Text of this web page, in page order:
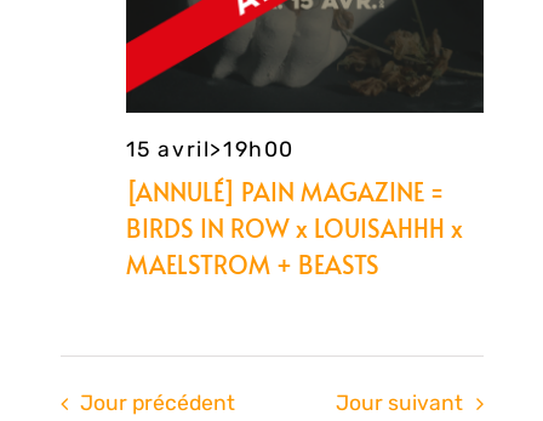
15 avril>19h00
[ANNULÉ] PAIN MAGAZINE =
BIRDS IN ROW x LOUISAHHH x
MAELSTROM + BEASTS
Jour précédent Jour suivant